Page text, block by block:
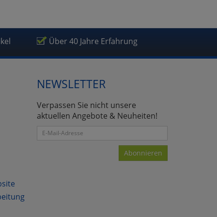
Über 40 Jahre Erfahrung
NEWSLETTER
Verpassen Sie nicht unsere
aktuellen Angebote & Neuheiten!
Abonnieren